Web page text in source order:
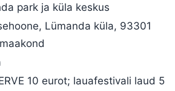
park ja küla keskus
Lümanda küla, 93301
10 eurot; lauafestivali laud 5